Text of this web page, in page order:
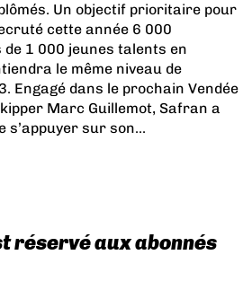
Un objectif prioritaire pour
cette année 6 000
1 000 jeunes talents en
le même niveau de
Engagé dans le prochain Vendée
Marc Guillemot, Safran a
s’appuyer sur son...
réservé aux abonnés